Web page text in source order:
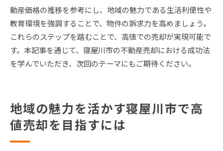
動産価格の推移を参考にし、地域の魅力である生活利便性や
教育環境を強調することで、物件の訴求力を高めましょう。
これらのステップを踏むことで、高値での売却が実現可能で
す。本記事を通じて、寝屋川市の不動産売却における成功法
を学んでいただき、次回のテーマにもご期待ください。
地域の魅力を活かす寝屋川市で高
値売却を目指すには